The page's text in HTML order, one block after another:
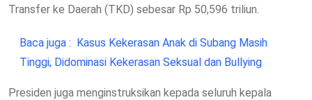
Transfer ke Daerah (TKD) sebesar Rp 50,596 triliun.
Baca juga : Kasus Kekerasan Anak di Subang Masih
Tinggi, Didominasi Kekerasan Seksual dan Bullying
Presiden juga menginstruksikan kepada seluruh kepala